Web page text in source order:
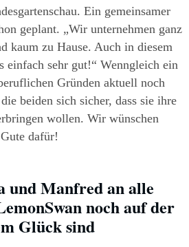
Ein gemeinsamer
geplant. „Wir unternehmen ganz
kaum zu Hause. Auch in diesem
einfach sehr gut!“ Wenngleich ein
Gründen aktuell noch
beiden sich sicher, dass sie ihre
wollen. Wir wünschen
dafür!
und Manfred an alle
noch auf der
Glück sind